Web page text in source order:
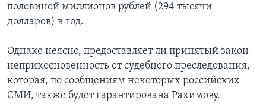
половиной миллионов рублей (294 тысячи
долларов) в год.
Однако неясно, предоставляет ли принятый закон
неприкосновенность от судебного преследования,
которая, по сообщениям некоторых российских
СМИ, также будет гарантирована Рахимову.